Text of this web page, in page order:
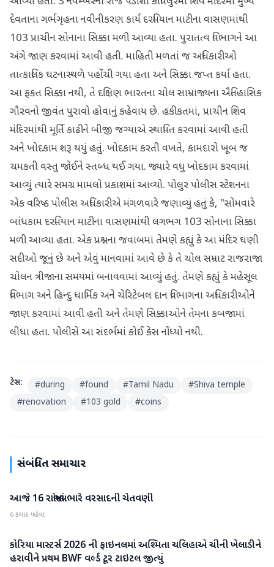
દેવતાના ગર્ભગૃહના નવીનીકરણ કાર્ય દરમિયાન માટીના વાસણમાંથી
103 પ્રાચીન સોનાના સિક્કા મળી આવ્યા હતા. પુરાતત્વ વિભાગને આ
અંગે જાણ કરવામાં આવી હતી. માહિતી મળતાં જ અધિકારીઓ
તાત્કાલિક ઘટનાસ્થળે પહોંચી ગયા હતા અને સિક્કા જપ્ત કર્યા હતા.
આ ફક્ત સિક્કા નથી, તે દક્ષિણ ભારતના ચોલ સામ્રાજ્યના ઐતિહાસિક
ગૌરવનો જીવંત પુરાવો હોવાનું કહેવાય છે. હકીકતમાં, પ્રાચીન શિવ
મંદિરમાંથી મૂર્તિ કાઢીને બીજી જગ્યાએ સ્થાપિત કરવામાં આવી હતી
અને ખોદકામ શરૂ થયું હતું. ખોદકામ કરતી વખતે, કામદારો ખૂબ જ
ચમકતી વસ્તુ જોઈને સ્તબ્ધ થઈ ગયા. જ્યારે વધુ ખોદકામ કરવામાં
આવ્યું ત્યારે સમગ્ર મામલો પ્રકાશમાં આવ્યો. પોલુર પોલીસ સ્ટેશનના
એક વરિષ્ઠ પોલીસ અધિકારીએ મંગળવારે જણાવ્યું હતું કે, "સોમવારે
બાંધકામ દરમિયાન માટીના વાસણમાંથી લગભગ 103 સોનાના સિક્કા
મળી આવ્યા હતા. એક પ્રશ્નના જવાબમાં તેમણે કહ્યું કે આ મંદિર ઘણી
સદીઓ જૂનું છે અને એવું માનવામાં આવે છે કે તે ચોલ સમ્રાટ રાજરાજા
ચોલન ત્રીજાના સમયમાં બનાવવામાં આવ્યું હતું. તેમણે કહ્યું કે મહેસૂલ
વિભાગ અને હિન્દુ ધાર્મિક અને ચેરિટેબલ દાન વિભાગના અધિકારીઓને
જાણ કરવામાં આવી હતી અને તેમણે સિક્કાઓને તેમના કબજામાં
લીધા હતા. પોલીસે આ સંદર્ભમાં કોઈ કેસ નોંધ્યો નથી.
ટેગ્સ: #during #found #Tamil Nadu #Shiva temple
#renovation #103 gold #coins
સંબંધિત સમાચાર
રાષ્ટ્રીય
આજે 16 રાજ્યોમાં ભારે વરસાદની ચેતવણી
6 કલાક પહેલા
રાષ્ટ્રીય
કોરિયા માસ્ટર્સ 2026 ની ફાઇનલમાં અશ્મિતા ચલિહાએ ચીની ખેલાડીને
હરાવીને પ્રથમ BWF વર્લ્ડ ટૂર ટાઇટલ જીત્યું